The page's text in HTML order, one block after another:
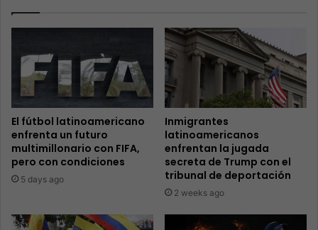
El fútbol latinoamericano
enfrenta un futuro
multimillonario con FIFA,
pero con condiciones
5 days ago
Inmigrantes
latinoamericanos
enfrentan la jugada
secreta de Trump con el
tribunal de deportación
2 weeks ago